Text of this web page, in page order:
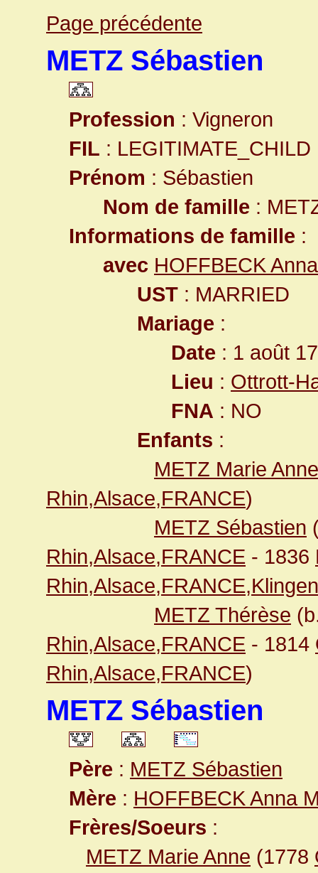
Page précédente
METZ Sébastien
Profession : Vigneron
FIL : LEGITIMATE_CHILD
Prénom : Sébastien
Nom de famille :
Informations de famille :
avec HOFFBECK
UST : MARRIED
Mariage :
Date : 1 août
Lieu : Ottrott-
FNA : NO
Enfants :
METZ Marie Anne
Rhin,Alsace,FRANCE)
METZ Sébastien
Rhin,Alsace,FRANCE - 1836
METZ Thérèse
Rhin,Alsace,FRANCE - 1814
Rhin,Alsace,FRANCE)
METZ Sébastien
Père : METZ Sébastien
Mère : HOFFBECK Anna
Frères/Soeurs :
METZ Marie Anne (1778